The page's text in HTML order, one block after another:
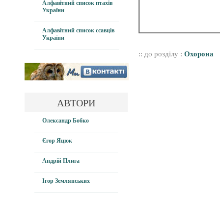
Алфавітний список птахів
України
Алфавітний список ссавців
України
АВТОРИ
Олександр Бобко
Єгор Яцюк
Андрій Плига
Ігор Землянських
:: до розділу :Охорона